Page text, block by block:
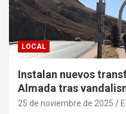
LOCAL
Instalan nuevos
Almada tras
25 de noviembre de 2025